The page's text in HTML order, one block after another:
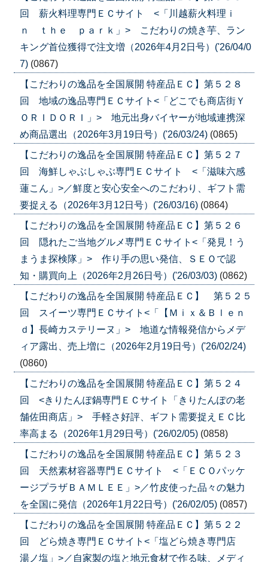
回 薪火料理専門ＥＣサイト <「川越薪火料理ｉ
ｎ ｔｈｅ ｐａｒｋ」> こだわりの焼き芋、ラン
キング首位獲得で注文増（2026年4月2日号）('26/04/0
7) (0867)
【こだわりの逸品を全国展開 特産品ＥＣ】第５２８
回 地域の逸品専門ＥＣサイト<「どこでも商店街Ｙ
ＯＲＩＤＯＲＩ」> 地元出身バイヤーが地域連携深
め商品選出（2026年3月19日号）('26/03/24) (0865)
【こだわりの逸品を全国展開 特産品ＥＣ】第５２７
回 海鮮しゃぶしゃぶ専門ＥＣサイト <「滋味六感
蓮こん」>／鮮度と安心安全へのこだわり、ギフト需
要捉える（2026年3月12日号）('26/03/16) (0864)
【こだわりの逸品を全国展開 特産品ＥＣ】第５２６
回 隠れたご当地グルメ専門ＥＣサイト<「発見！う
まうま探検隊」> 作り手の思い発信、ＳＥＯで認
知・購買向上（2026年2月26日号）('26/03/03) (0862)
【こだわりの逸品を全国展開 特産品ＥＣ】 第５２５
回 スイーツ専門ＥＣサイト<「【Ｍｉｘ＆Ｂｌｅｎ
ｄ】長崎カステリーヌ」> 地道な情報発信からメデ
ィア露出、売上増に（2026年2月19日号）('26/02/24)
(0860)
【こだわりの逸品を全国展開 特産品ＥＣ】第５２４
回 <きりたんぽ鍋専門ＥＣサイト「きりたんぽの老
舗佐田商店」> 手軽さ好評、ギフト需要捉えＥＣ比
率高まる（2026年1月29日号）('26/02/05) (0858)
【こだわりの逸品を全国展開 特産品ＥＣ】第５２３
回 天然素材容器専門ＥＣサイト <「ＥＣＯパッケ
ージプラザＢＡＭＬＥＥ」>／竹皮使った品々の魅力
を全国に発信（2026年1月22日号）('26/02/05) (0857)
【こだわりの逸品を全国展開 特産品ＥＣ】第５２２
回 どら焼き専門ＥＣサイト<「塩どら焼き専門店
湯ノ塩」>／自家製の塩と地元食材で作る味、メディ